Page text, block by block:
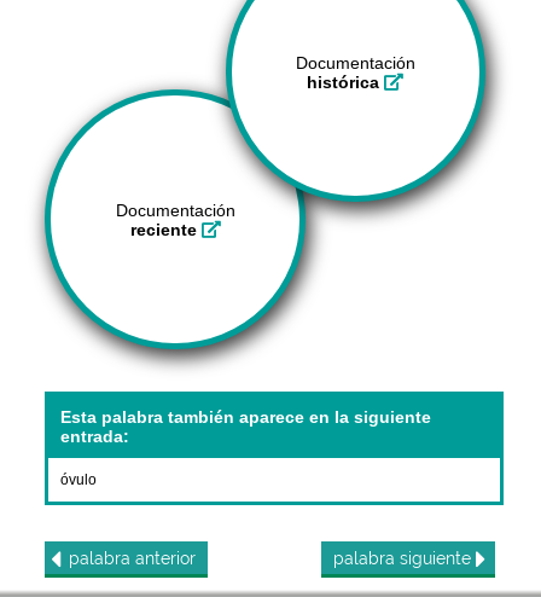
Documentación
histórica
Documentación
reciente
Esta palabra también aparece en la siguiente
entrada:
óvulo
palabra anterior palabra siguiente